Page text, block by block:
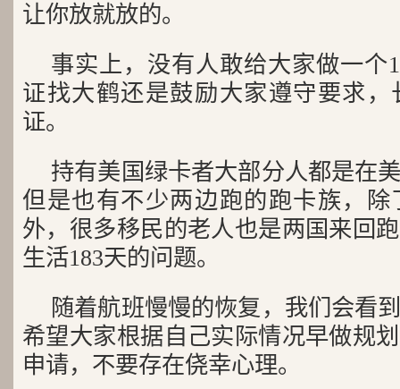
让你放就放的。
事实上，没有人敢给大家做一个
证找大鹤还是鼓励大家遵守要求
证。
持有美国绿卡者大部分人都是在
但是也有不少两边跑的跑卡族，
外，很多移民的老人也是两国来回
生活183天的问题。
随着航班慢慢的恢复，我们会看
希望大家根据自己实际情况早做规
申请，不要存在侥幸心理。